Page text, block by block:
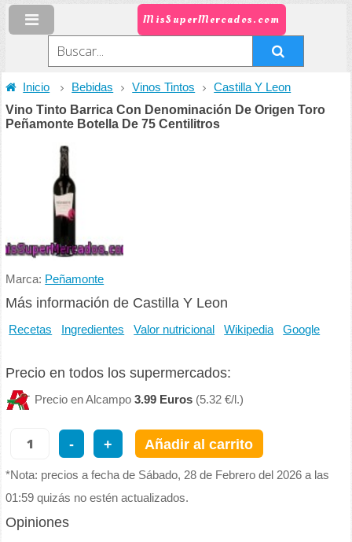
MisSuperMercados.com
Inicio Bebidas Vinos Tintos Castilla Y Leon
Vino Tinto Barrica Con Denominación De Origen Toro
Peñamonte Botella De 75 Centilitros
Marca: Peñamonte
Más información de Castilla Y Leon
Recetas Ingredientes Valor nutricional Wikipedia Google
Precio en todos los supermercados:
Precio en Alcampo3.99 Euros (5.32 €/l.)
- + Añadir al carrito
*Nota: precios a fecha de Sábado, 28 de Febrero del 2026 a las
01:59 quizás no estén actualizados.
Opiniones